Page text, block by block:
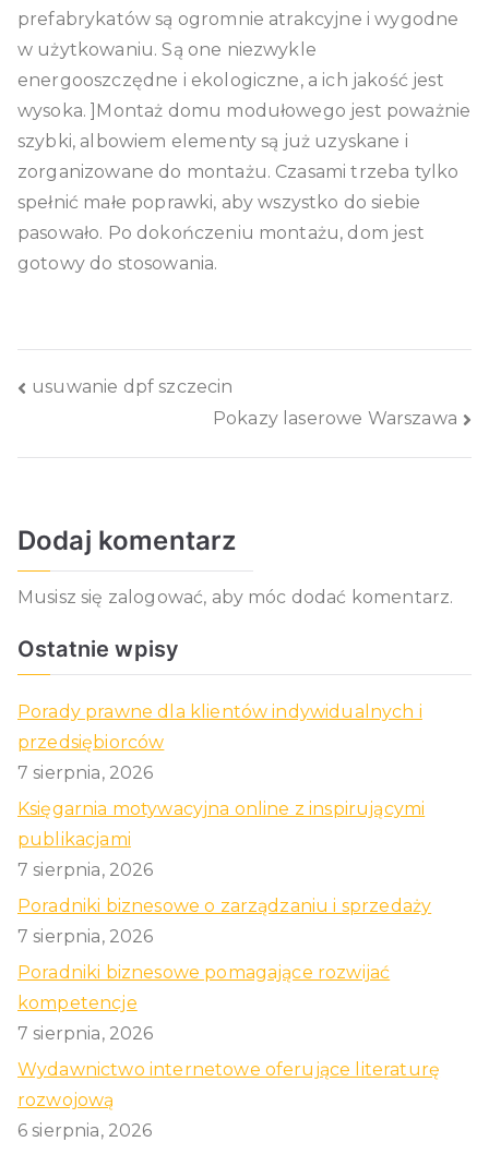
prefabrykatów są ogromnie atrakcyjne i wygodne
w użytkowaniu. Są one niezwykle
energooszczędne i ekologiczne, a ich jakość jest
wysoka. ]Montaż domu modułowego jest poważnie
szybki, albowiem elementy są już uzyskane i
zorganizowane do montażu. Czasami trzeba tylko
spełnić małe poprawki, aby wszystko do siebie
pasowało. Po dokończeniu montażu, dom jest
gotowy do stosowania.
Nawigacja
usuwanie dpf szczecin
Pokazy laserowe Warszawa
Dodaj komentarz
Musisz się zalogować, aby móc dodać komentarz.
Ostatnie wpisy
Porady prawne dla klientów indywidualnych i
przedsiębiorców
7 sierpnia, 2026
Księgarnia motywacyjna online z inspirującymi
publikacjami
7 sierpnia, 2026
Poradniki biznesowe o zarządzaniu i sprzedaży
7 sierpnia, 2026
Poradniki biznesowe pomagające rozwijać
kompetencje
7 sierpnia, 2026
Wydawnictwo internetowe oferujące literaturę
rozwojową
6 sierpnia, 2026